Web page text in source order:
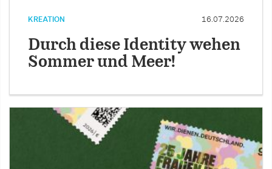
KREATION 16.07.2026
Durch diese Identity wehen
Sommer und Meer!